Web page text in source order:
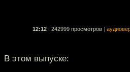
12:12 242999 просмотров
В этом выпуске: